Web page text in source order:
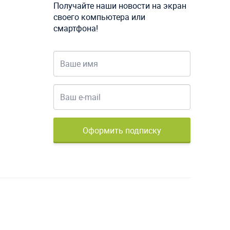
Получайте наши новости на экран
своего компьютера или
смартфона!
Оформить подписку